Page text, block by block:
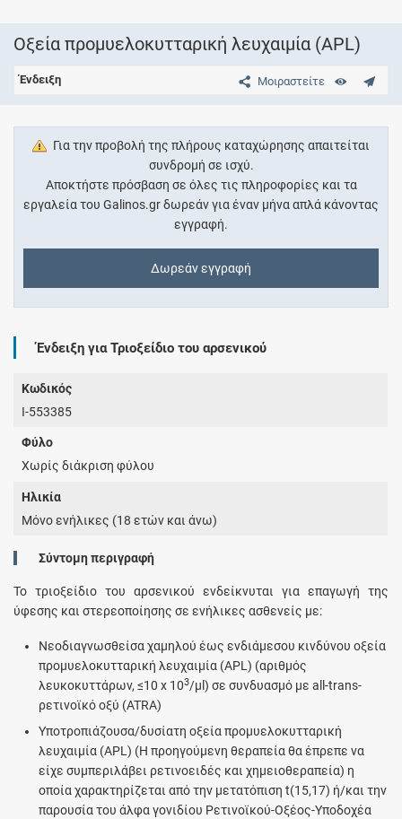
Οξεία προμυελοκυτταρική λευχαιμία (APL)
Μοιραστείτε
Ένδειξη
Για την προβολή της πλήρους καταχώρησης απαιτείται
συνδρομή σε ισχύ.
Αποκτήστε πρόσβαση σε όλες τις πληροφορίες και τα
εργαλεία του Galinos.gr δωρεάν για έναν μήνα απλά κάνοντας
εγγραφή.
Δωρεάν εγγραφή
Ένδειξη για Τριοξείδιο του αρσενικού
Κωδικός
I-553385
Φύλο
Χωρίς διάκριση φύλου
Ηλικία
Μόνο ενήλικες (18 ετών και άνω)
Σύντομη περιγραφή
Το τριοξείδιο του αρσενικού ενδείκνυται για επαγωγή της
ύφεσης και στερεοποίησης σε ενήλικες ασθενείς με:
Νεοδιαγνωσθείσα χαμηλού έως ενδιάμεσου κινδύνου οξεία
προμυελοκυτταρική λευχαιμία (APL) (αριθμός
λευκοκυττάρων, ≤10 x 103/µl) σε συνδυασμό με all-trans-
ρετινοϊκό οξύ (ATRA)
Υποτροπιάζουσα/δυσίατη οξεία προμυελοκυτταρική
λευχαιμία (APL) (Η προηγούμενη θεραπεία θα έπρεπε να
είχε συμπεριλάβει ρετινοειδές και χημειοθεραπεία) η
οποία χαρακτηρίζεται από την μετατόπιση t(15,17) ή/και την
παρουσία του άλφα γονιδίου Ρετινοϊκού-Οξέος-Υποδοχέα